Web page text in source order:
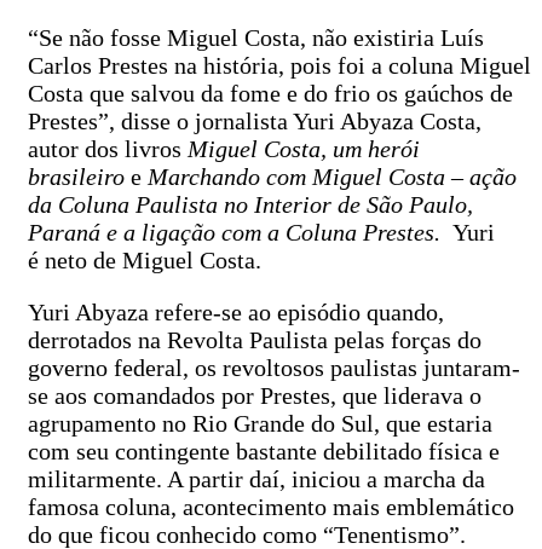
“Se não fosse Miguel Costa, não existiria Luís
Carlos Prestes na história, pois foi a coluna Miguel
Costa que salvou da fome e do frio os gaúchos de
Prestes”, disse o jornalista Yuri Abyaza Costa,
autor dos livros Miguel Costa, um herói
brasileiro e Marchando com Miguel Costa – ação
da Coluna Paulista no Interior de São Paulo,
Paraná e a ligação com a Coluna Prestes. Yuri
é neto de Miguel Costa.
Yuri Abyaza refere-se ao episódio quando,
derrotados na Revolta Paulista pelas forças do
governo federal, os revoltosos paulistas juntaram-
se aos comandados por Prestes, que liderava o
agrupamento no Rio Grande do Sul, que estaria
com seu contingente bastante debilitado física e
militarmente. A partir daí, iniciou a marcha da
famosa coluna, acontecimento mais emblemático
do que ficou conhecido como “Tenentismo”.